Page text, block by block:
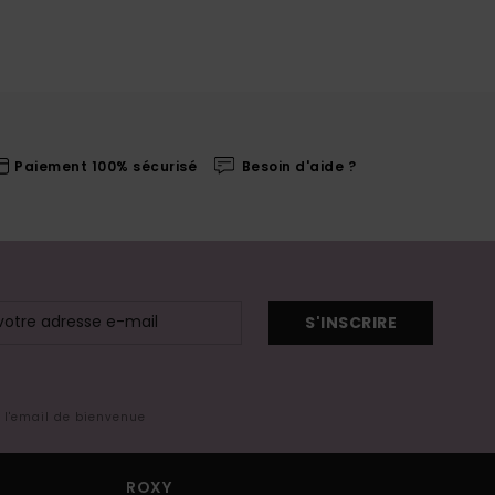
Paiement 100% sécurisé Besoin d'aide ?
S'INSCRIRE
de bienvenue
ROXY